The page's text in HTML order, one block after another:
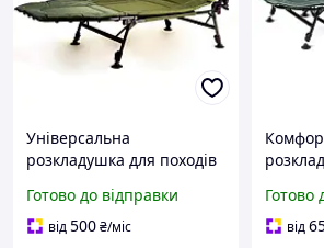
Універсальна
розкладушка для походів
трансформацією в крісло
та міцною стильною
Готово до відправки
від500₴/міс
RA
Готово
від